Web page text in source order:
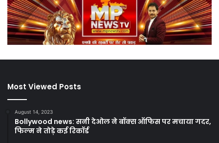
Most Viewed Posts
August 14, 2023
Bollywood news: सनी देओल ने बॉक्स ऑफिस पर मचाया गदर,
फिल्म ने तोड़े कई रिकॉर्ड